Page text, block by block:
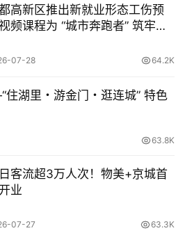
高新区推出新就业形态工伤预
频课程为 “城市奔跑者” 筑牢安
07-28 64.2K
湖里・游金门・逛连城” 特色
63.8K
客流超3万人次！物美+京城首
业
07-27 63.3K